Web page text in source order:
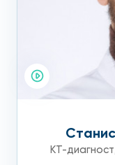
КТ-диагност